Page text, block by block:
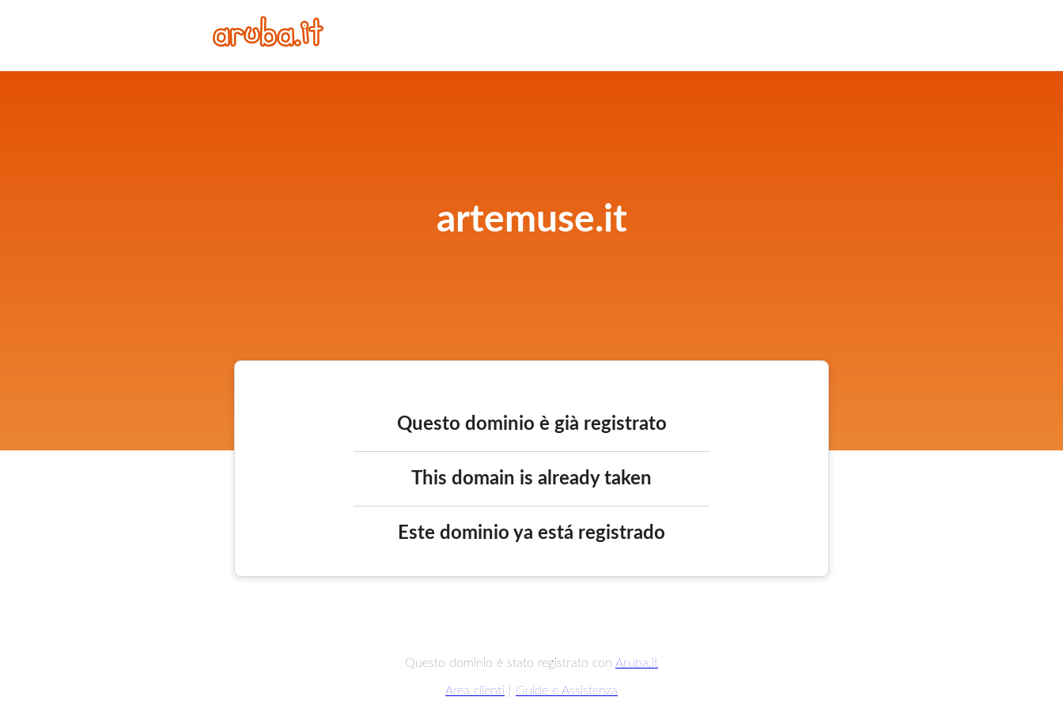
artemuse.it
Questo dominio è già registrato
This domain is already taken
Este dominio ya está registrado
Questo dominio è stato registrato con Aruba.it
Area clienti Guide e Assistenza